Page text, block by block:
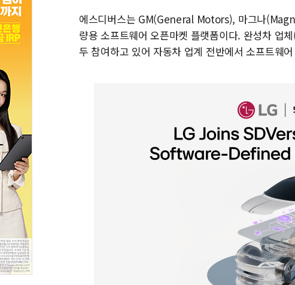
에스디버스는 GM(General Motors), 마그나
량용 소프트웨어 오픈마켓 플랫폼이다. 완성차 업
두 참여하고 있어 자동차 업계 전반에서 소프트웨